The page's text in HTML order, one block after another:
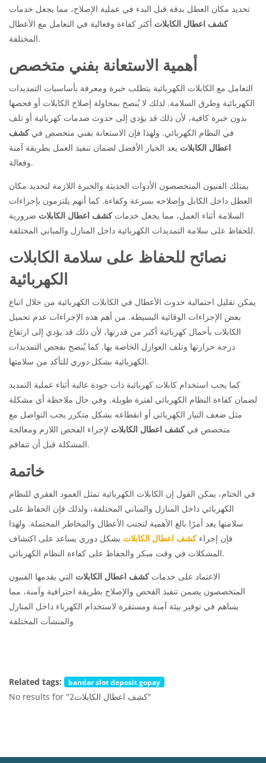
تحديد مكان العطل بدقة قبل البدء في عملية الإصلاح، مما يجعل خدمات
كشف اعطال الكابلات أكثر كفاءة وفعالية في التعامل مع الأعطال
المختلفة.
أهمية الاستعانة بفني متخصص
التعامل مع الكابلات الكهربائية يتطلب خبرة ومعرفة بأساسيات التمديدات
الكهربائية وطرق السلامة. لذلك لا يُنصح بمحاولة إصلاح الكابلات أو فحصها
بدون خبرة كافية، لأن ذلك قد يؤدي إلى حدوث صدمات كهربائية أو تلف
في النظام الكهربائي. ولهذا فإن الاستعانة بفني متخصص فيكشف
اعطال الكابلات يعد الخيار الأفضل لضمان تنفيذ العمل بطريقة آمنة
وفعالة.
يمتلك الفنيون المتخصصون الأدوات الحديثة والخبرة اللازمة لتحديد مكان
العطل داخل الكابل وإصلاحه بسرعة وكفاءة. كما أنهم يلتزمون بإجراءات
السلامة أثناء العمل، مما يجعل خدماتكشف اعطال الكابلات ضرورية
للحفاظ على سلامة التمديدات الكهربائية داخل المنازل والمباني المختلفة.
نصائح للحفاظ على سلامة الكابلات
الكهربائية
يمكن تقليل احتمالية حدوث الأعطال في الكابلات الكهربائية من خلال اتباع
بعض الإجراءات الوقائية البسيطة. من أهم هذه الإجراءات عدم تحميل
الكابلات بأحمال كهربائية أكبر من قدرتها، لأن ذلك قد يؤدي إلى ارتفاع
درجة حرارتها وتلف العوازل الخاصة بها. كما يُنصح بفحص التمديدات
الكهربائية بشكل دوري للتأكد من سلامتها.
كما يجب استخدام كابلات كهربائية ذات جودة عالية أثناء عملية التمديد
لضمان كفاءة النظام الكهربائي لفترة طويلة. وفي حال ملاحظة أي مشكلة
مثل ضعف التيار الكهربائي أو انقطاعه بشكل متكرر يجب التواصل مع
متخصص فيكشف اعطال الكابلات لإجراء الفحص اللازم ومعالجة
المشكلة قبل أن تتفاقم.
خاتمة
في الختام، يمكن القول إن الكابلات الكهربائية تمثل العمود الفقري للنظام
الكهربائي داخل المنازل والمباني المختلفة، ولذلك فإن الحفاظ على
سلامتها يعد أمرًا بالغ الأهمية لتجنب الأعطال والمخاطر المحتملة. ولهذا
فإن إجراءكشف اعطال الكابلات بشكل دوري يساعد على اكتشاف
المشكلات في وقت مبكر والحفاظ على كفاءة النظام الكهربائي.
الاعتماد على خدماتكشف اعطال الكابلات التي يقدمها الفنيون
المتخصصون يضمن تنفيذ الفحص والإصلاح بطريقة احترافية وآمنة، مما
يساهم في توفير بيئة آمنة ومستقرة لاستخدام الكهرباء داخل المنازل
والمنشآت المختلفة
Related tags: bandar slot deposit gopay
No results for "كشف اعطال الكابلات2"